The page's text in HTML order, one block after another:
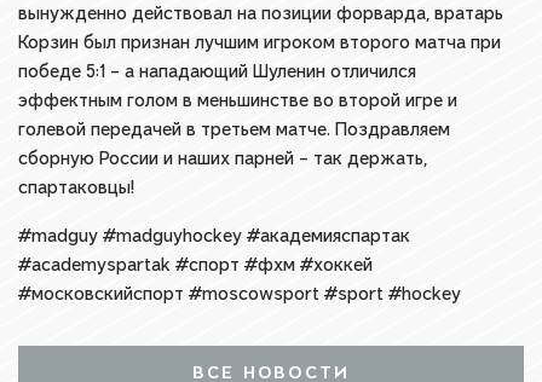
вынужденно действовал на позиции форварда, вратарь
Корзин был признан лучшим игроком второго матча при
победе 5:1 – а нападающий Шуленин отличился
эффектным голом в меньшинстве во второй игре и
голевой передачей в третьем матче. Поздравляем
сборную России и наших парней – так держать,
спартаковцы!
#madguy #madguyhockey #академияспартак
#academyspartak #спорт #фхм #хоккей
#московскийспорт #moscowsport #sport #hockey
ВСЕ НОВОСТИ